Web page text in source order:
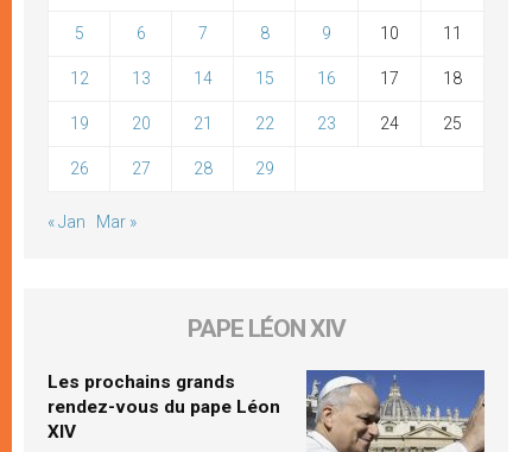
5 6 7 8 9 10 11
12 13 14 15 16 17 18
19 20 21 22 23 24 25
26 27 28 29
« Jan Mar »
PAPE LÉON XIV
Les prochains grands
rendez-vous du pape Léon
XIV